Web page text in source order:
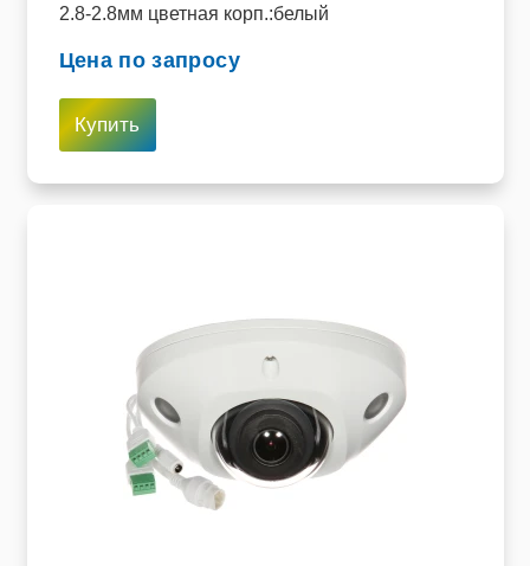
2.8-2.8мм цветная корп.:белый
Цена по запросу
Купить